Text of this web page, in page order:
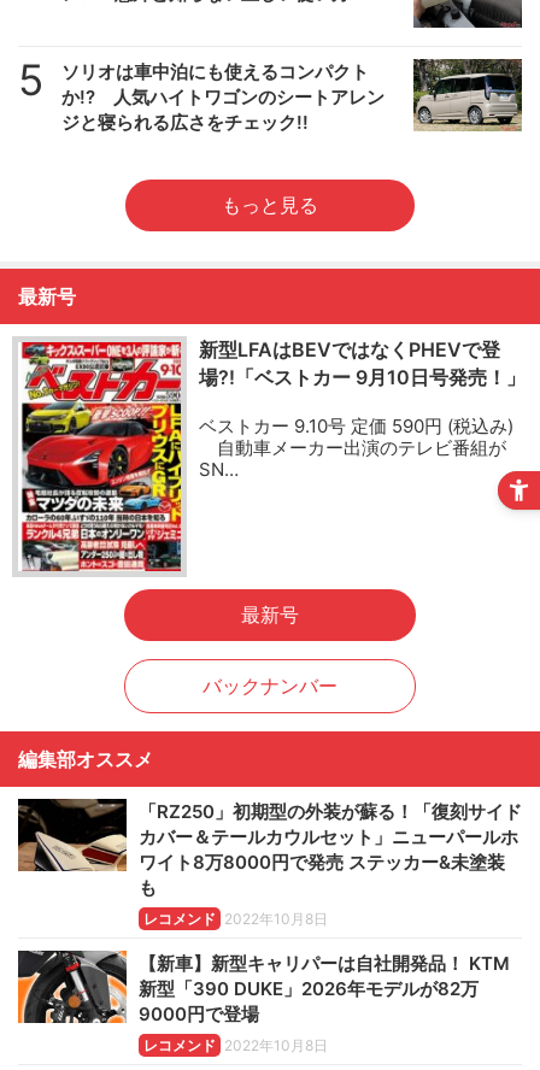
5
ソリオは車中泊にも使えるコンパクト
か!? 人気ハイトワゴンのシートアレン
ジと寝られる広さをチェック!!
もっと見る
最新号
新型LFAはBEVではなくPHEVで登
場?!「ベストカー 9月10日号発売！」
ベストカー 9.10号 定価 590円 (税込み)
自動車メーカー出演のテレビ番組が
SN…
最新号
バックナンバー
編集部オススメ
「RZ250」初期型の外装が蘇る！「復刻サイド
カバー＆テールカウルセット」ニューパールホ
ワイト8万8000円で発売 ステッカー&未塗装
も
レコメンド 2022年10月8日
【新車】新型キャリパーは自社開発品！ KTM
新型「390 DUKE」2026年モデルが82万
9000円で登場
レコメンド 2022年10月8日